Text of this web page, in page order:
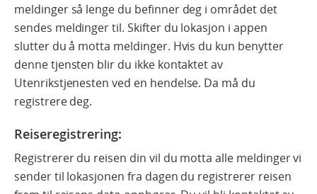
meldinger så lenge du befinner deg i området det
sendes meldinger til. Skifter du lokasjon i appen
slutter du å motta meldinger. Hvis du kun benytter
denne tjensten blir du ikke kontaktet av
Utenrikstjenesten ved en hendelse. Da må du
registrere deg.
Reiseregistrering:
Registrerer du reisen din vil du motta alle meldinger vi
sender til lokasjonen fra dagen du registrerer reisen